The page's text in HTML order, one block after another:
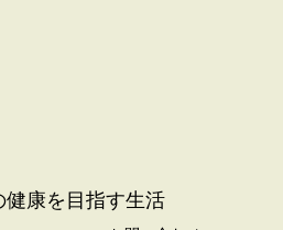
健康を目指す生活